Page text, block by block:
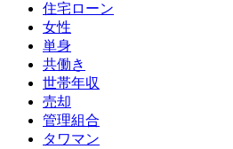
住宅ローン
女性
単身
共働き
世帯年収
売却
管理組合
タワマン